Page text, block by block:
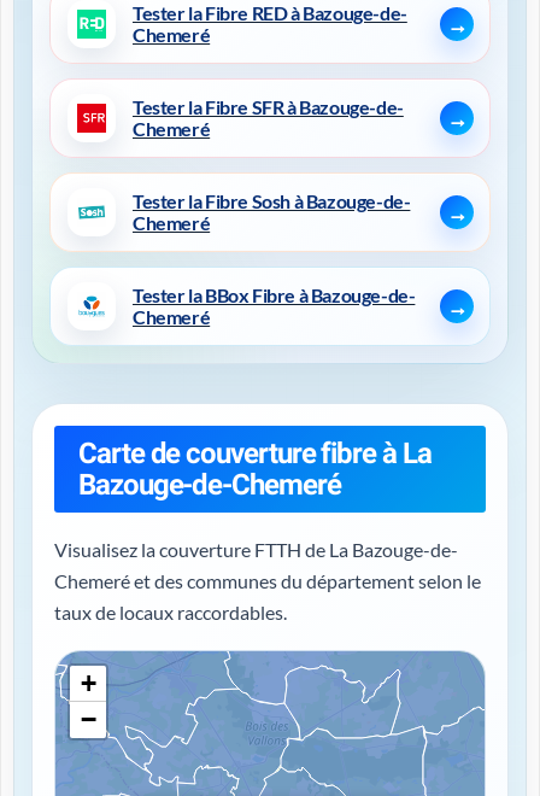
Tester la Fibre RED à Bazouge-de-
Chemeré
Tester la Fibre SFR à Bazouge-de-
Chemeré
Tester la Fibre Sosh à Bazouge-de-
Chemeré
Tester la BBox Fibre à Bazouge-de-
Chemeré
Carte de couverture fibre à La
Bazouge-de-Chemeré
Visualisez la couverture FTTH de La Bazouge-de-
Chemeré et des communes du département selon le
taux de locaux raccordables.
+
−